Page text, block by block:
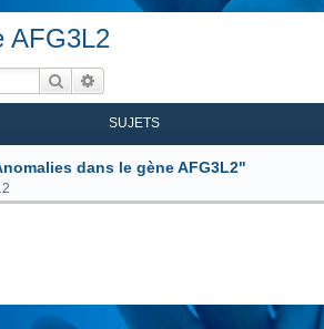
AFG3L2
Rechercher
SUJETS
dans le gène AFG3L2"